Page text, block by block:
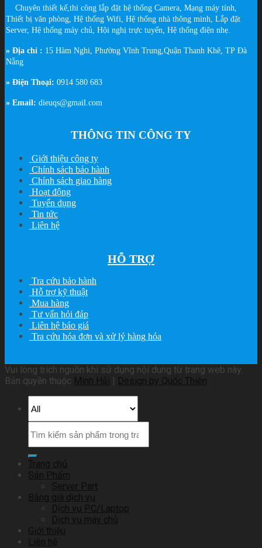
Chuyên thiết kế,thi công lắp đặt hệ thống Camera, Mạng máy tính,
Thiết bị văn phòng, Hệ thống Wifi, Hệ thống nhà thông minh, Lắp đặt
Server, Hệ thống máy chủ, Hội nghị trực tuyến, Hệ thống điện nhẹ.
» Địa chỉ : 15 Hàm Nghi, Phường Vĩnh Trung,Quận Thanh Khê, TP Đà
Nẵng
» Điện Thoại: 0914 580 683
» Email: dieuqs@gmail.com
THÔNG TIN CÔNG TY
Giới thiệu công ty
Chính sách bảo hành
Chính sách giao hàng
Hoạt động
Tuyển dụng
Tin tức
Liên hệ
HỖ TRỢ
Tra cứu bảo hành
Hỗ trợ kỹ thuật
Mua hàng
Tư vấn hỏi đáp
Liên hệ báo giá
Tra cứu hóa đơn và xử lý hàng hóa
Vui lòng trích nguồn khi sử dụng nội dung từ trang web này.
Bản quyền thuộc Minh Hải | Design by Quốc Thiên
Trang chủ
Sản Phẩm
Server Part
Bảng giá dịch vụ
Dịch vụ PC/Laptop
Dịch vụ máy chủ
Giới thiệu
Liên hệ